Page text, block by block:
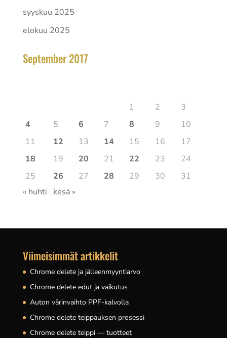
syyskuu 2025
elokuu 2025
September 2017
1
2
3
4
5 6 7 8 9
10
11
12 13 14 15 16
17
18
19 20 21 22 23
24
25
26 27 28 29 30
31
« huhti
kesä »
Viimeisimmät artikkelit
Chrome delete ja jälleenmyyntiarvo
Chrome delete edut ja vaikutus
Auton värinvaihto PPF-kalvolla
Chrome delete teippauksen prosessi
Chrome delete teippi — tuotteet